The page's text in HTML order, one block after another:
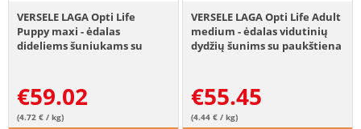
VERSELE LAGA Opti Life
Puppy maxi - ėdalas
dideliems šuniukams su
€59.02
(4.72 € / kg)
VERSELE LAGA Opti Life Adult
medium - ėdalas vidutinių
dydžių šunims su paukštiena
€55.45
(4.44 € / kg)